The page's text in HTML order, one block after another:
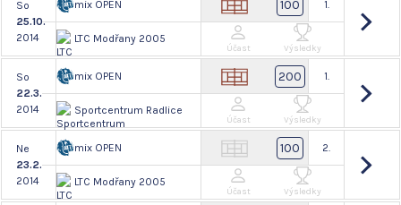
So
25.10.
2014
mix OPEN
LTC Modřany 2005
100 1.
Účast Výsledky
So
22.3.
2014
mix OPEN
Sportcentrum Radlice
200 1.
Účast Výsledky
Ne
23.2.
2014
mix OPEN
LTC Modřany 2005
100 2.
Účast Výsledky